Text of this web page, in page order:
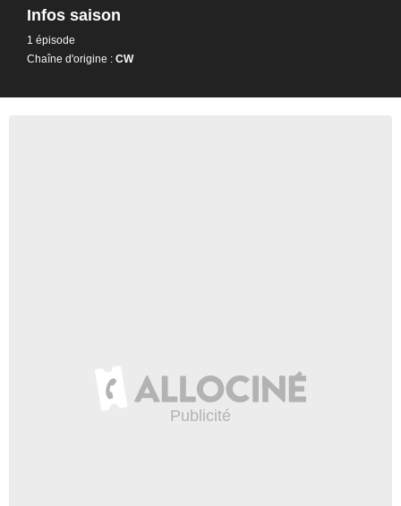
Infos saison
1 épisode
Chaîne d'origine : CW